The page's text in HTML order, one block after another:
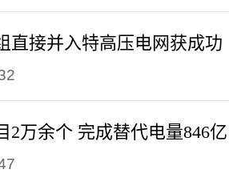
直接并入特高压电网获成功
2万余个 完成替代电量846亿